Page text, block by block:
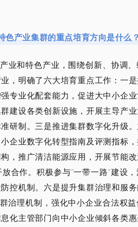
色产业集群的重点培育方向是什么？
业和特色产业，围绕创新、协调
，明确了六大培育重点工作：一
专业化配套能力，促进大中小企
建设各类创新设施，开展主导产
研制。三是推进集群数字化升级
企业数字化转型指南及评测指标
，推广清洁能源应用，开展节能
合作。积极参与“一带一路”建设
控机制。六是提升集群治理和服
治理机制，强化中小企业合法权益
化主管部门向中小企业倾斜各类